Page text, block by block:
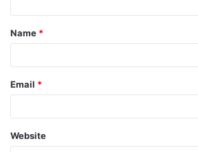
Name *
Email *
Website